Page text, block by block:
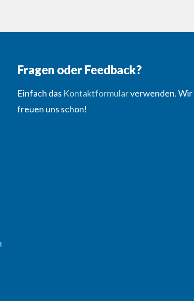
Fragen oder Feedback?
Einfach das Kontaktformularverwenden. Wir
freuen uns schon!